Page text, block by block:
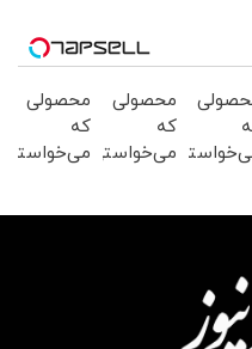
بخر !
محصولی
که
می‌خواستی
محصولی
که
می‌خواستی